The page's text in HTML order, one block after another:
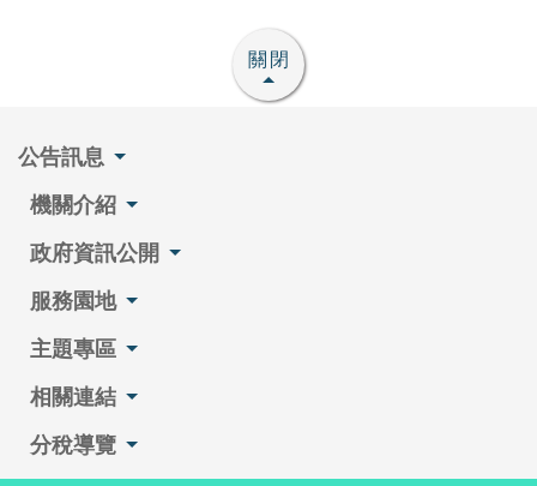
關閉
公告訊息
機關介紹
政府資訊公開
服務園地
主題專區
相關連結
分稅導覽